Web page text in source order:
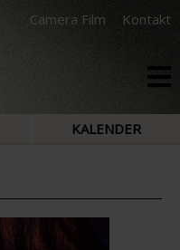
Camera Film Kontakt
KALENDER